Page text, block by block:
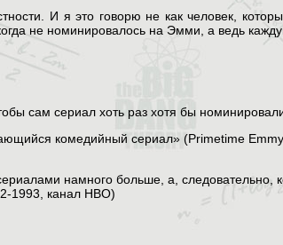
И я это говорю не как человек,
не номинировалось на Эмми, а ведь
сам сериал хоть раз хотя бы
комедийный сериал» (Primetime
намного больше, а, следовательно,
1993, канал HBO)